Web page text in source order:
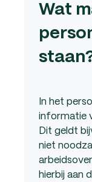
Wat
In het
informatie
Dit geldt
niet
hierbij aan